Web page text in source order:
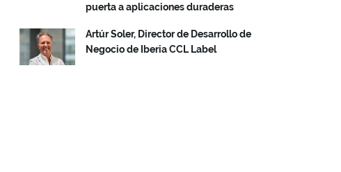
puerta a aplicaciones duraderas
Artúr Soler, Director de Desarrollo de
Negocio de Iberia CCL Label